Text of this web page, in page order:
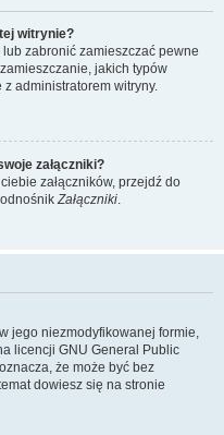
witrynie?
zabronić zamieszczać pewne
jakich typów
administratorem witryny.
załączniki?
załączników, przejdź do
odnośnikZałączniki.
jego niezmodyfikowanej formie,
licencji GNU General Public
że może być bez
dowiesz się na stronie